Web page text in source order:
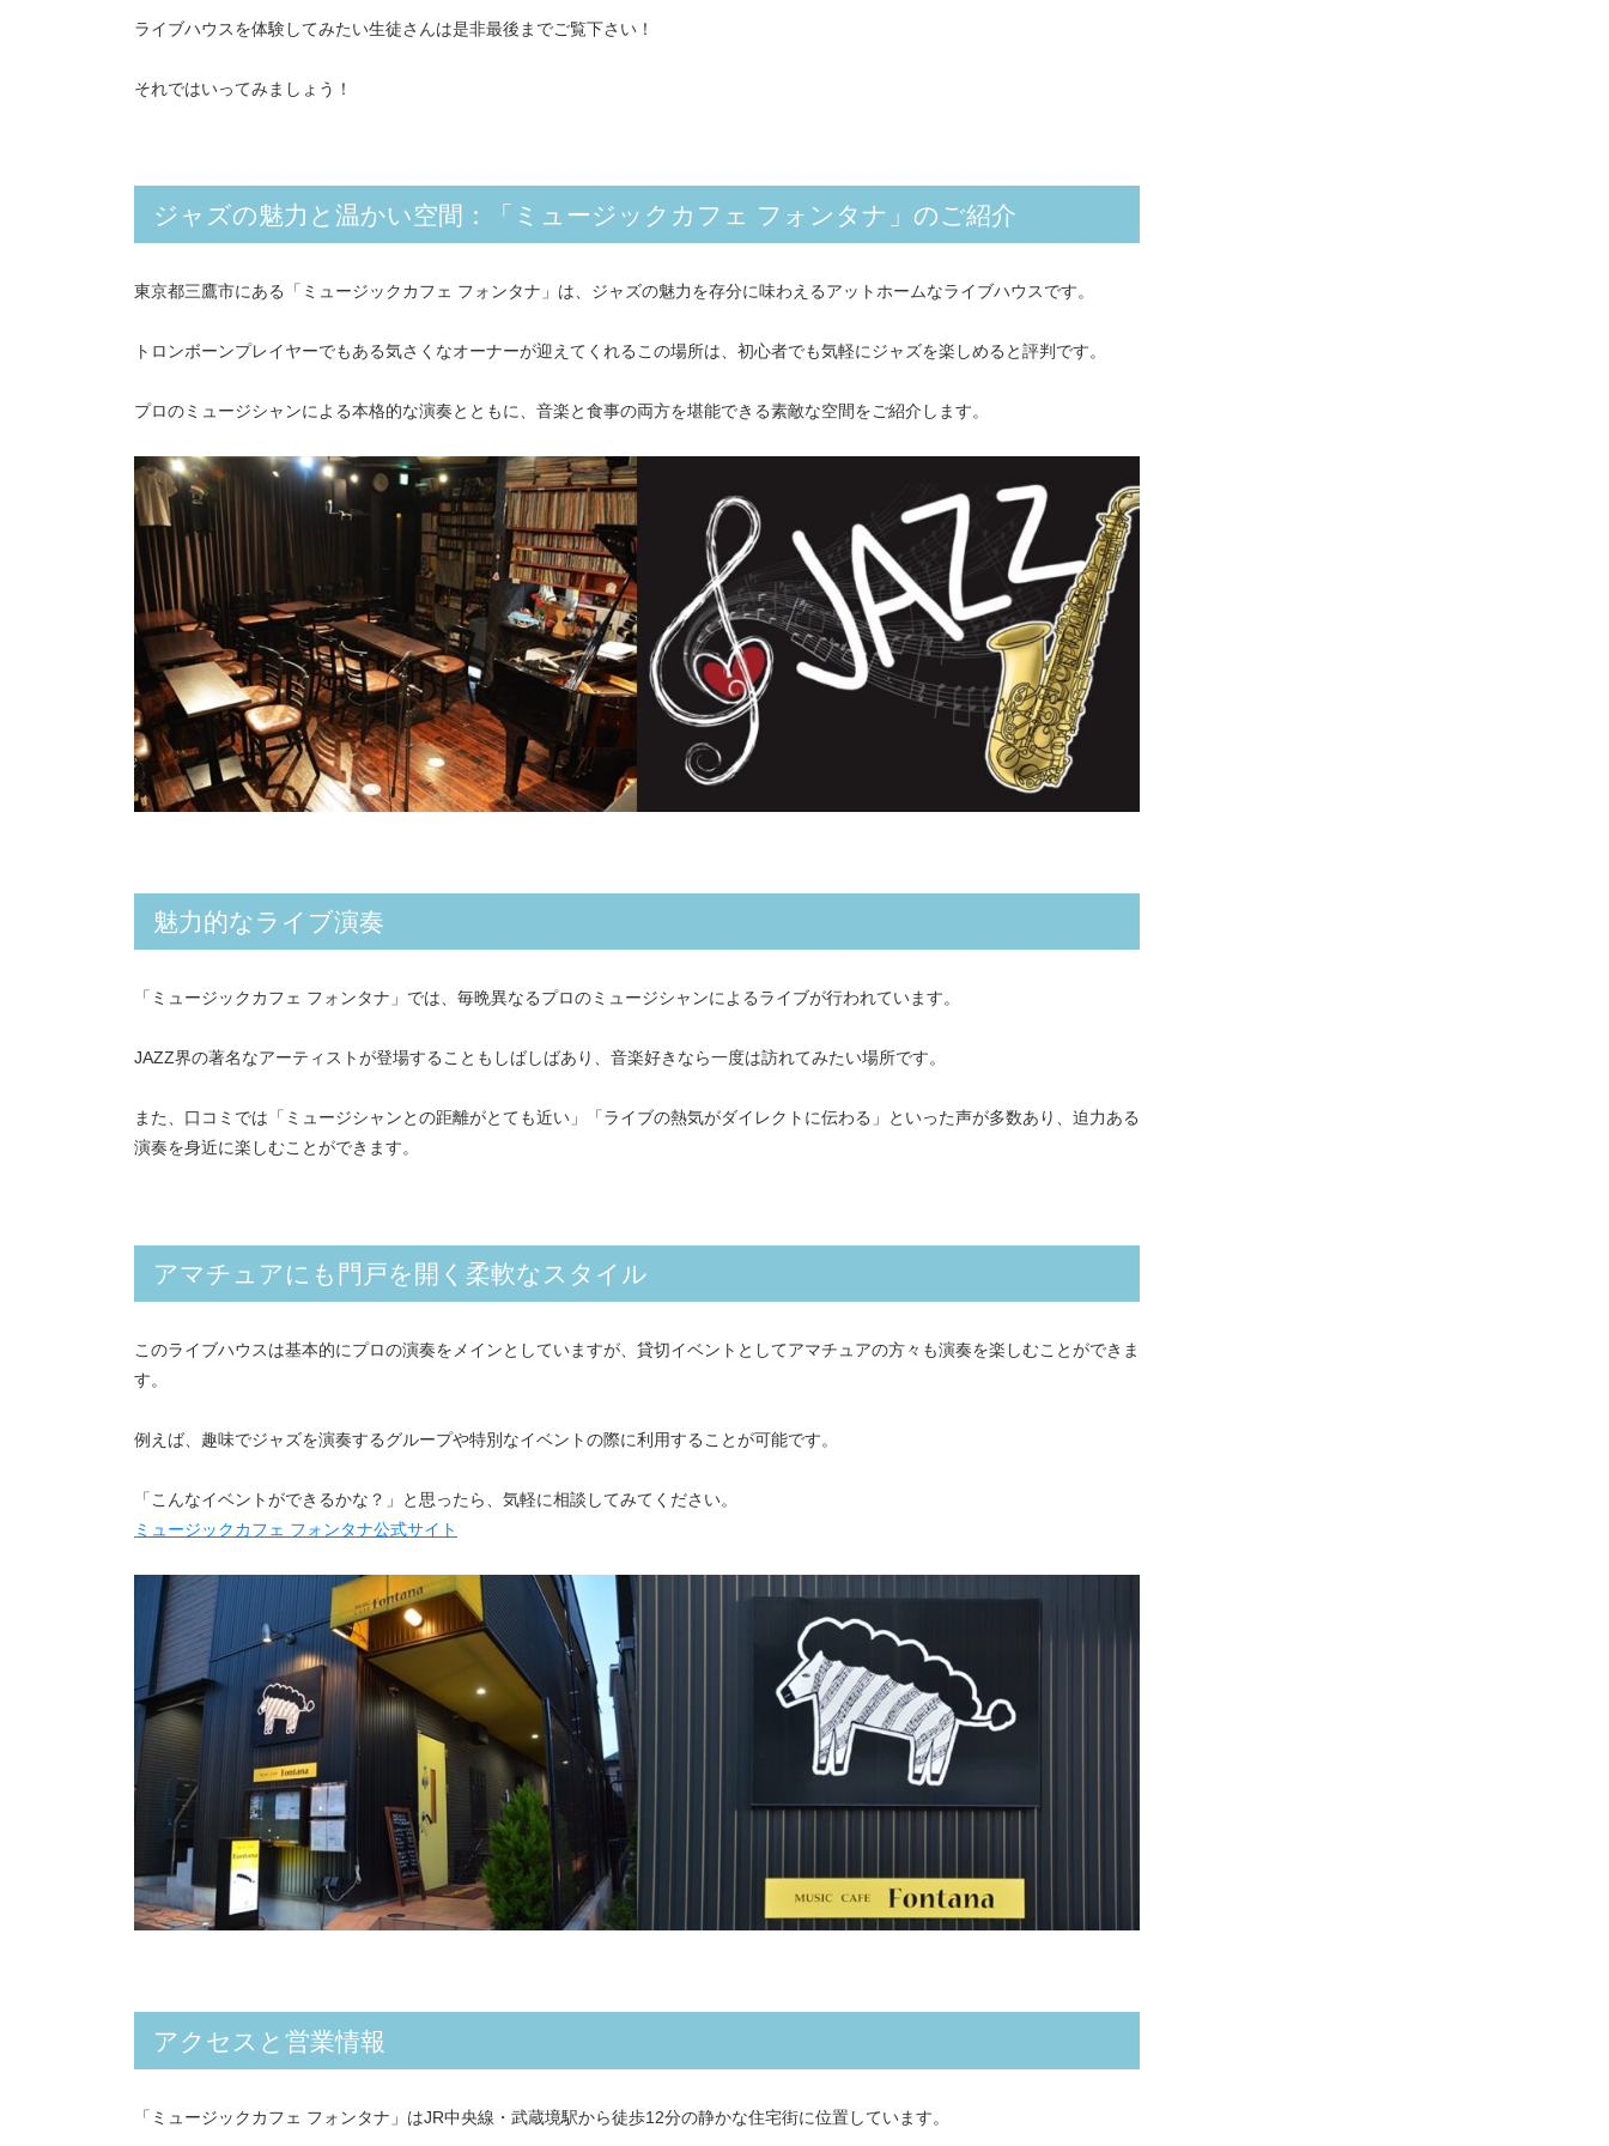
ライブハウスを体験してみたい生徒さんは是非最後までご覧下さい！
それではいってみましょう！
ジャズの魅力と温かい空間：「ミュージックカフェ フォンタナ」のご紹介
東京都三鷹市にある「ミュージックカフェ フォンタナ」は、ジャズの魅力を存分に味わえるアットホームなライブハウスです。
トロンボーンプレイヤーでもある気さくなオーナーが迎えてくれるこの場所は、初心者でも気軽にジャズを楽しめると評判です。
プロのミュージシャンによる本格的な演奏とともに、音楽と食事の両方を堪能できる素敵な空間をご紹介します。
魅力的なライブ演奏
「ミュージックカフェ フォンタナ」では、毎晩異なるプロのミュージシャンによるライブが行われています。
JAZZ界の著名なアーティストが登場することもしばしばあり、音楽好きなら一度は訪れてみたい場所です。
また、口コミでは「ミュージシャンとの距離がとても近い」「ライブの熱気がダイレクトに伝わる」といった声が多数あり、迫力ある
演奏を身近に楽しむことができます。
アマチュアにも門戸を開く柔軟なスタイル
このライブハウスは基本的にプロの演奏をメインとしていますが、貸切イベントとしてアマチュアの方々も演奏を楽しむことができま
す。
例えば、趣味でジャズを演奏するグループや特別なイベントの際に利用することが可能です。
「こんなイベントができるかな？」と思ったら、気軽に相談してみてください。
ミュージックカフェ フォンタナ公式サイト
アクセスと営業情報
「ミュージックカフェ フォンタナ」はJR中央線・武蔵境駅から徒歩12分の静かな住宅街に位置しています。